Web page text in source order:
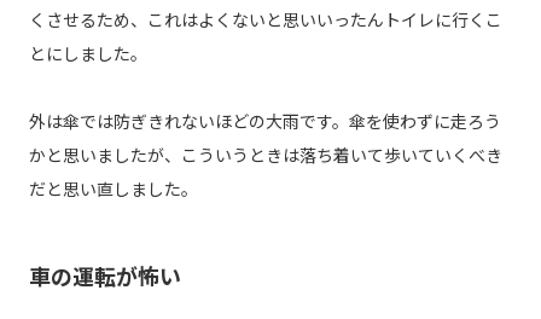
くさせるため、これはよくないと思いいったんトイレに行くこ
とにしました。
外は傘では防ぎきれないほどの大雨です。傘を使わずに走ろう
かと思いましたが、こういうときは落ち着いて歩いていくべき
だと思い直しました。
車の運転が怖い